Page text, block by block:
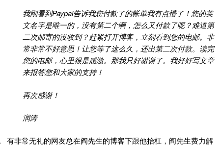
我刚看到Paypal告诉我您付款了的帐单我有点懵了！您的英
文名字是唯一的，没有第二个啊，怎么又付款了呢？难道第
二次邮寄的没收到？赶紧打开博客，立刻看到您的电邮。非
常非常不好意思！让您等了这么久，还出第二次付款。读完
您的电邮，心里很是感激。那我只好谢谢了。我好好写文章
来报答您和大家的支持！
再次感谢！
润涛
有非常无礼的网友总在阎先生的博客下跟他抬杠，阎先生费力解